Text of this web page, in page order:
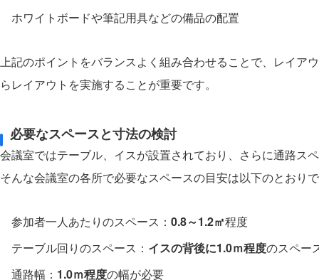
ホワイトボードや筆記用具などの備品の配置
上記のポイントをバランスよく組み合わせることで、レイア
らレイアウトを実施することが重要です。
必要なスペースと寸法の検討
会議室ではテーブル、イスが設置されており、さらに通路ス
そんな会議室の各所で必要なスペースの目安は以下のとおり
参加者一人あたりのスペース： 0.8～1.2㎡程度
テーブル回りのスペース： イスの背後に1.0ｍ程度のスペー
通路幅： 1.0ｍ程度の幅が必要